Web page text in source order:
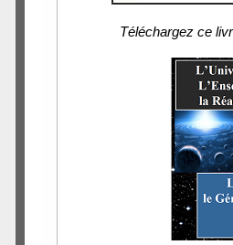
Téléchargez ce